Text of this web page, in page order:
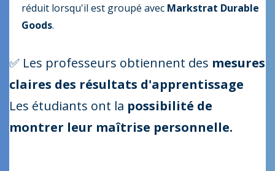
réduit lorsqu'il est groupé avec Markstrat Durable
Goods.
✅ Les professeurs obtiennent des mesures
claires des résultats d'apprentissage
Les étudiants ont la possibilité de
montrer leur maîtrise personnelle.